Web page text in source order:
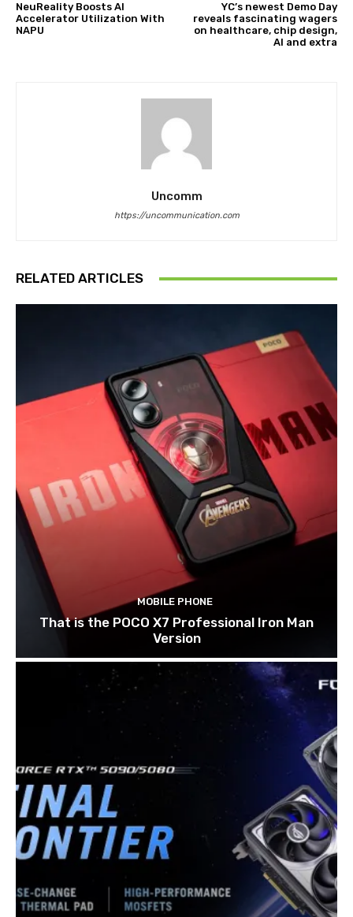
NeuReality Boosts AI
Accelerator Utilization With
NAPU
YC’s newest Demo Day
reveals fascinating wagers
on healthcare, chip design,
AI and extra
Uncomm
https://uncommunication.com
RELATED ARTICLES
MOBILE PHONE
That is the POCO X7 Professional Iron Man
Version